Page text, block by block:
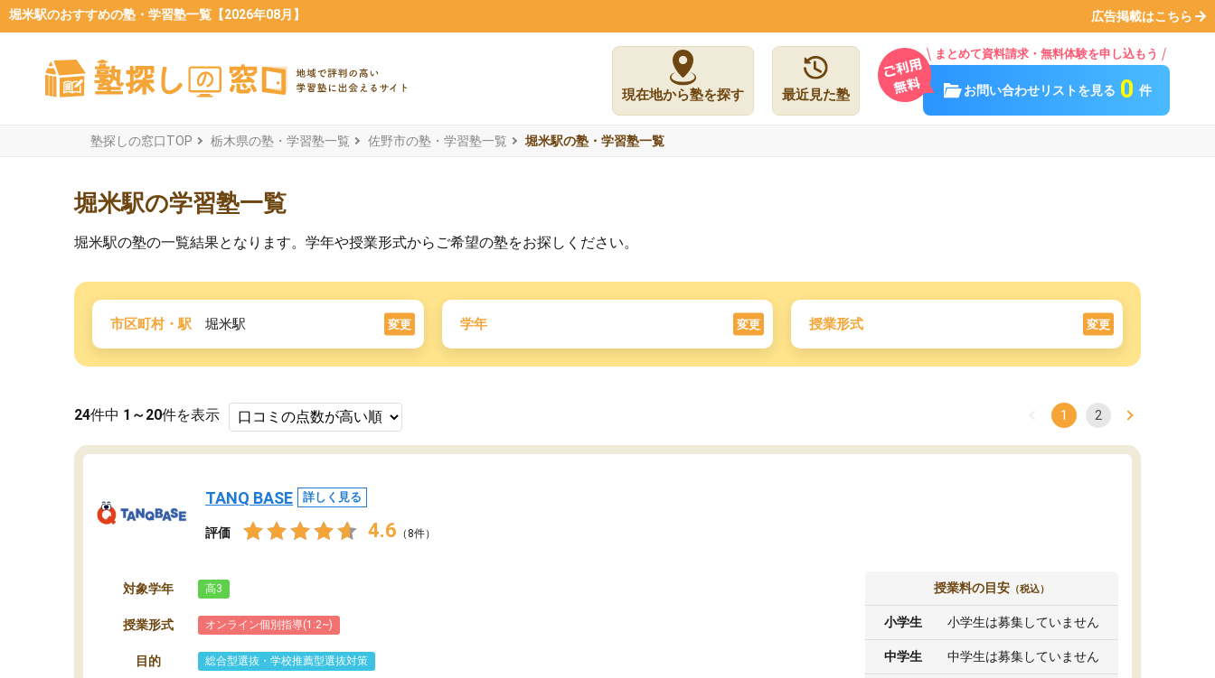
堀米駅のおすすめの塾・学習塾一覧【2026年08月】 広告掲載はこちら
現在地から塾を探す 最近見た塾
まとめて資料請求・無料体験を申し込もう
お問い合わせリストを見る 0 件
塾探しの窓口TOP 栃木県の塾・学習塾一覧 佐野市の塾・学習塾一覧 堀米駅の塾・学習塾一覧
堀米駅の学習塾一覧
堀米駅の塾の一覧結果となります。学年や授業形式からご希望の塾をお探しください。
市区町村・駅 堀米駅 変更 学年 変更 授業形式 変更
24件中 1～20件を表示 1 2
TANQ BASE 詳しく見る
評価 4.6 （8件）
対象学年 高3
授業形式 オンライン個別指導(1:2~)
目的 総合型選抜・学校推薦型選抜対策
授業料の目安 （税込）
小学生 小学生は募集していません
中学生 中学生は募集していません